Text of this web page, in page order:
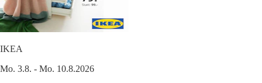
IKEA
Mo. 3.8. - Mo. 10.8.2026